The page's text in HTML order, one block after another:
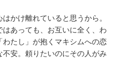
かけ離れていると思うから。
あっても、お互いに全く、わ
たし」が抱くマキシムへの恋
安。頼りたいのにその人がみ